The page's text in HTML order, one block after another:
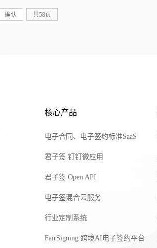
确认 共58页
核心产品
电子合同、电子签约标准SaaS
君子签 钉钉微应用
君子签 Open API
电子签混合云服务
行业定制系统
FairSigning 跨境AI电子签约平台